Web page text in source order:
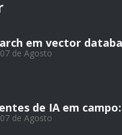
em vector
de Agosto
de IA em
de Agosto